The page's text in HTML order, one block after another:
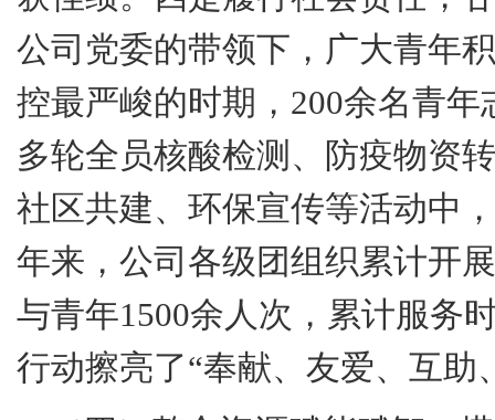
公司党委的带领下，广大青年
控最严峻的时期， 200余名青年
多轮全员核酸检测、防疫物资
社区共建、环保宣传等活动中
年来，公司各级团组织累计开
与青年1500余人次，累计服务
行动擦亮了“奉献、友爱、互助